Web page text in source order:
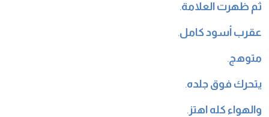
ثم ظهرت العلامة.
عقرب أسود كامل.
متوهج.
يتحرك فوق جلده.
والهواء كله اهتز .